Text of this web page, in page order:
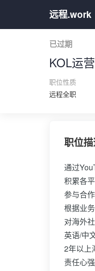
远程.work
已过期
KOL运
职位性质
远程全职
职位
通过
积累各
参与合
根据业
对海外
英语/中
2年以上
责任心